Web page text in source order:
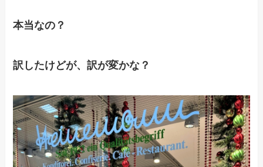
本当なの？
訳したけどが、訳が変かな？